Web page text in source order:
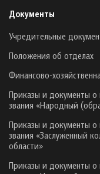
Документы
Учредительные
Положения об отделах
Финансово-
Приказы и документы о
звания «Народный
Приказы и документы о
звания «Заслуженный
области»
Приказы и документы о